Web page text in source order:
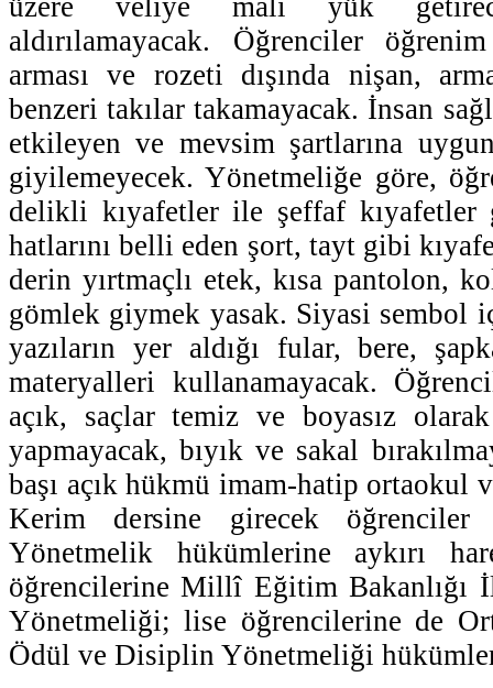
aldırılamayacak. Öğrenciler
arması ve rozeti dışında nişan,
benzeri takılar takamayacak. İnsan
etkileyen ve mevsim şartlarına
giyilemeyecek. Yönetmeliğe göre,
delikli kıyafetler ile şeffaf kıyafetler
hatlarını belli eden şort, tayt gibi
derin yırtmaçlı etek, kısa pantolon,
gömlek giymek yasak. Siyasi sembol
yazıların yer aldığı fular, bere,
materyalleri kullanamayacak.
açık, saçlar temiz ve boyasız
yapmayacak, bıyık ve sakal
başı açık hükmü imam-hatip ortaokul
Kerim dersine girecek
Yönetmelik hükümlerine aykırı
öğrencilerine Millî Eğitim Bakanlığı
Yönetmeliği; lise öğrencilerine de
Ödül ve Disiplin Yönetmeliği